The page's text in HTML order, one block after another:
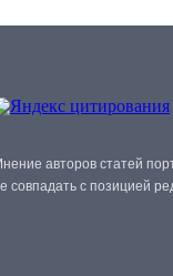
авторов статей
совпадать с позицией